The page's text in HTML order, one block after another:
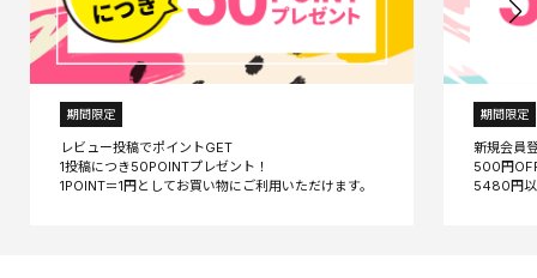
期間限定
レビュー投稿でポイントGET
1投稿につき50POINTプレゼント！
期間限定
新規会員
500円